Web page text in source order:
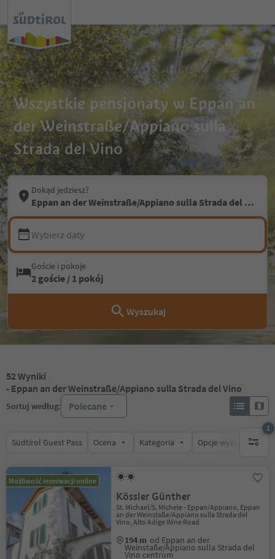
Wszystkie pensjonaty w Eppan an
der Weinstraße/Appiano sulla
Strada del Vino
Dokąd jedziesz?
Eppan an der Weinstraße/Appiano sulla Strada del Vino
Wybierz daty
Goście i pokoje
2 goście / 1 pokój
Wyszukaj
52Wyniki
- Eppan an der Weinstraße/Appiano sulla Strada del Vino
Sortuj według: Polecane
Südtirol Guest Pass Ocena Kategoria Opcje wyżywienia
1
1
Możliwość rezerwacji online
Kössler Günther
St. Michael/S. Michele - Eppan/Appiano, Eppan
an der Weinstaße/Appiano sulla Strada del
Vino, Alto Adige Wine Road
194 m od Eppan an der
Weinstaße/Appiano sulla Strada del
Vino centrum